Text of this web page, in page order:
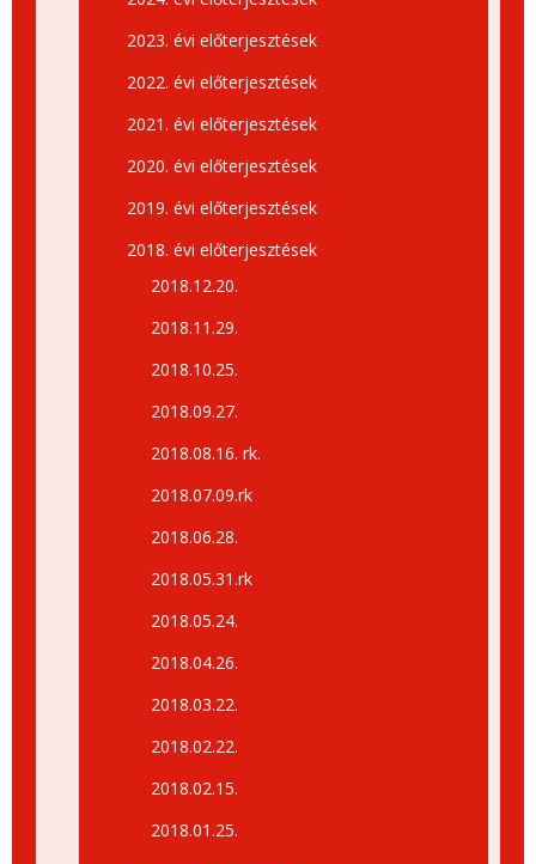
2023. évi előterjesztések
2022. évi előterjesztések
2021. évi előterjesztések
2020. évi előterjesztések
2019. évi előterjesztések
2018. évi előterjesztések
2018.12.20.
2018.11.29.
2018.10.25.
2018.09.27.
2018.08.16. rk.
2018.07.09.rk
2018.06.28.
2018.05.31.rk
2018.05.24.
2018.04.26.
2018.03.22.
2018.02.22.
2018.02.15.
2018.01.25.